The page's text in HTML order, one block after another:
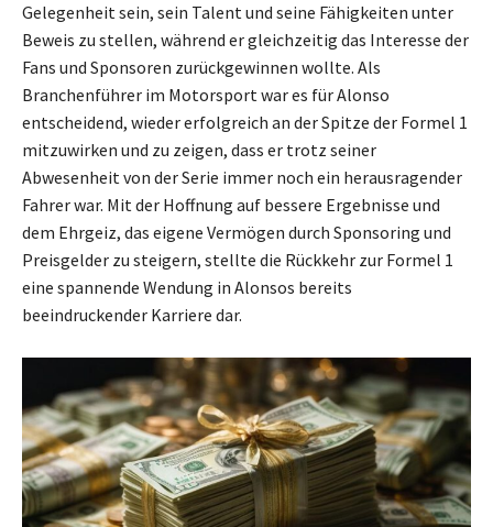
Gelegenheit sein, sein Talent und seine Fähigkeiten unter
Beweis zu stellen, während er gleichzeitig das Interesse der
Fans und Sponsoren zurückgewinnen wollte. Als
Branchenführer im Motorsport war es für Alonso
entscheidend, wieder erfolgreich an der Spitze der Formel 1
mitzuwirken und zu zeigen, dass er trotz seiner
Abwesenheit von der Serie immer noch ein herausragender
Fahrer war. Mit der Hoffnung auf bessere Ergebnisse und
dem Ehrgeiz, das eigene Vermögen durch Sponsoring und
Preisgelder zu steigern, stellte die Rückkehr zur Formel 1
eine spannende Wendung in Alonsos bereits
beeindruckender Karriere dar.